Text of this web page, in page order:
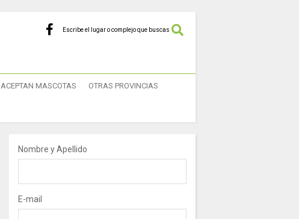
Escribe el lugar o complejo que buscas
ACEPTAN MASCOTAS OTRAS PROVINCIAS
Nombre y Apellido
E-mail